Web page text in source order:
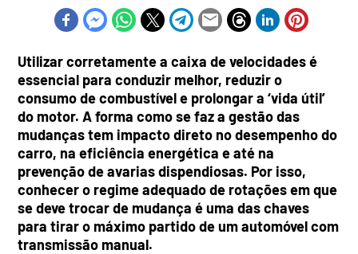
Utilizar corretamente a caixa de velocidades é
essencial para conduzir melhor, reduzir o
consumo de combustível e prolongar a ‘vida útil’
do motor. A forma como se faz a gestão das
mudanças tem impacto direto no desempenho do
carro, na eficiência energética e até na
prevenção de avarias dispendiosas. Por isso,
conhecer o regime adequado de rotações em que
se deve trocar de mudança é uma das chaves
para tirar o máximo partido de um automóvel com
transmissão manual.